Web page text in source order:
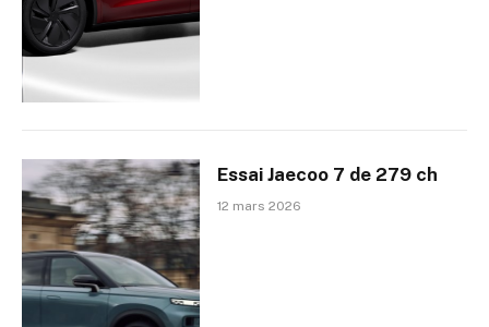
Essai Jaecoo 7 de 279 ch
12 mars 2026